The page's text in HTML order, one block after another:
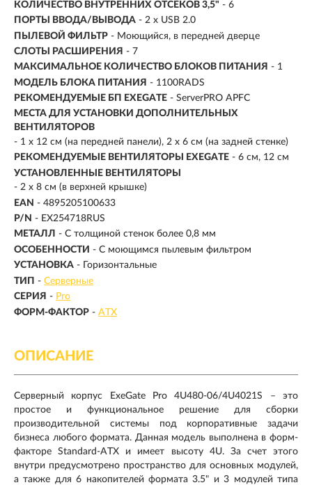
КОЛИЧЕСТВО ВНУТРЕННИХ ОТСЕКОВ 3,5" - 6
ПОРТЫ ВВОДА/ВЫВОДА - 2 x USB 2.0
ПЫЛЕВОЙ ФИЛЬТР - Моющийся, в передней дверце
СЛОТЫ РАСШИРЕНИЯ - 7
МАКСИМАЛЬНОЕ КОЛИЧЕСТВО БЛОКОВ ПИТАНИЯ - 1
МОДЕЛЬ БЛОКА ПИТАНИЯ - 1100RADS
РЕКОМЕНДУЕМЫЕ БП EXEGATE - ServerPRO APFC
МЕСТА ДЛЯ УСТАНОВКИ ДОПОЛНИТЕЛЬНЫХ
ВЕНТИЛЯТОРОВ
- 1 x 12 см (на передней панели), 2 x 6 см (на задней стенке)
РЕКОМЕНДУЕМЫЕ ВЕНТИЛЯТОРЫ EXEGATE - 6 см, 12 см
УСТАНОВЛЕННЫЕ ВЕНТИЛЯТОРЫ
- 2 x 8 см (в верхней крышке)
EAN - 4895205100633
P/N - EX254718RUS
МЕТАЛЛ - С толщиной стенок более 0,8 мм
ОСОБЕННОСТИ - С моющимся пылевым фильтром
УСТАНОВКА - Горизонтальные
ТИП - Серверные
СЕРИЯ - Pro
ФОРМ-ФАКТОР - ATX
ОПИСАНИЕ
Серверный корпус ExeGate Pro 4U480-06/4U4021S – это
простое и функциональное решение для сборки
производительной системы под корпоративные задачи
бизнеса любого формата. Данная модель выполнена в форм-
факторе Standard-ATX и имеет высоту 4U. За счет этого
внутри предусмотрено пространство для основных модулей,
а также для 6 накопителей формата 3.5" и 3 модулей типа